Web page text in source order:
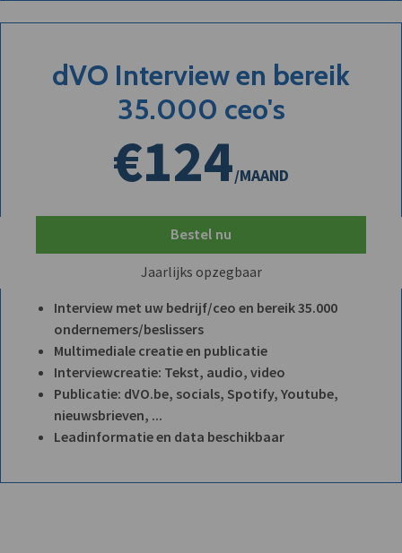
dVO Interview en bereik
35.000 ceo's
€124/MAAND
Bestel nu
Jaarlijks opzegbaar
Interview met uw bedrijf/ceo en bereik 35.000
ondernemers/beslissers
Multimediale creatie en publicatie
Interviewcreatie: Tekst, audio, video
Publicatie: dVO.be, socials, Spotify, Youtube,
nieuwsbrieven, ...
Leadinformatie en data beschikbaar